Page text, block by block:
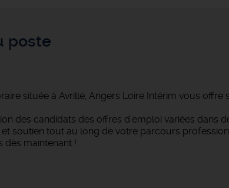
poste
située à Avrillé, Angers Loire Intérim vous offre
des candidats des offres d'emploi variées dans
soutien tout au long de votre parcours
dès maintenant !